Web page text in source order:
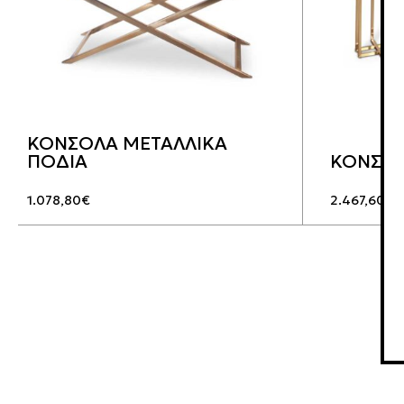
ΚΟΝΣΟΛΑ ΜΕΤΑΛΛΙΚΑ
ΠΟΔΙΑ
1.078,80€ 2.467,60